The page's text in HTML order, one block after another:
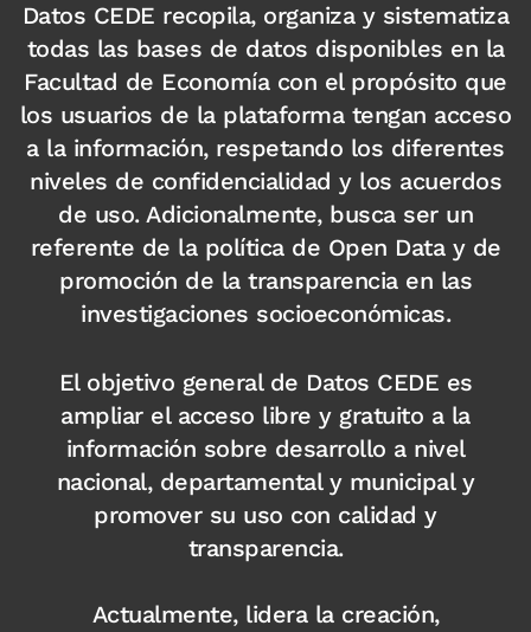
Datos CEDE recopila, organiza y sistematiza
todas las bases de datos disponibles en la
Facultad de Economía con el propósito que
los usuarios de la plataforma tengan acceso
a la información, respetando los diferentes
niveles de confidencialidad y los acuerdos
de uso. Adicionalmente, busca ser un
referente de la política de Open Data y de
promoción de la transparencia en las
investigaciones socioeconómicas.
El objetivo general de Datos CEDE es
ampliar el acceso libre y gratuito a la
información sobre desarrollo a nivel
nacional, departamental y municipal y
promover su uso con calidad y
transparencia.
Actualmente, lidera la creación,